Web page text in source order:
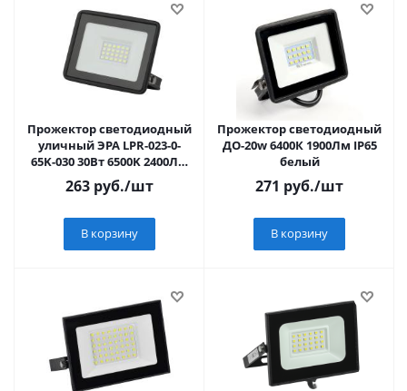
Прожектор светодиодный
уличный ЭРА LPR-023-0-
65K-030 30Вт 6500K 2400Лм
103х99х23,5(1/20)
(10702070/0
263 руб./шт
В корзину
Прожектор светодиодный
ДО-20w 6400К 1900Лм IP65
белый
271 руб./шт
В корзину